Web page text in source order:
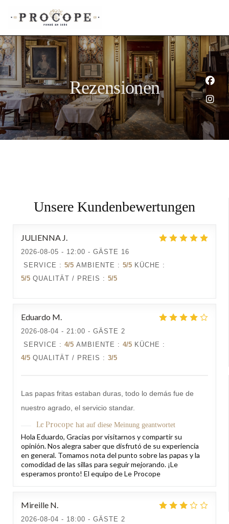
Rezensionen
Unsere Kundenbewertungen
JULIENNA J
2026-08-05 - 12:00 - GÄSTE 16
SERVICE : 5/5 AMBIENTE : 5/5 KÜCHE :
5/5 QUALITÄT / PREIS : 5/5
Eduardo M
2026-08-04 - 21:00 - GÄSTE 2
SERVICE : 4/5 AMBIENTE : 4/5 KÜCHE :
4/5 QUALITÄT / PREIS : 3/5
Las papas fritas estaban duras, todo lo demás fue de
nuestro agrado, el servicio standar.
Le Procope hat auf diese Meinung geantwortet
Hola Eduardo, Gracias por visitarnos y compartir su
opinión. Nos alegra saber que disfrutó de su experiencia
en general. Tomamos nota del punto sobre las papas y la
comodidad de las sillas para seguir mejorando. ¡Le
esperamos pronto! El equipo de Le Procope
Mireille N
2026-08-04 - 18:00 - GÄSTE 2